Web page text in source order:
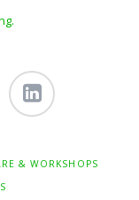
Hiltebrand
& WORKSHOPS